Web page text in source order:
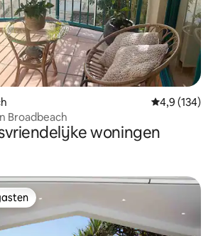
Gemiddelde
4,9 (134)
Broadbeach
woningen